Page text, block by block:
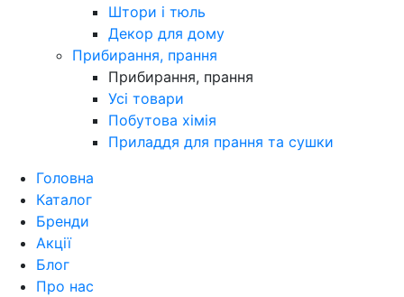
Штори і тюль
Декор для дому
Прибирання, прання
Прибирання, прання
Усі товари
Побутова хімія
Приладдя для прання та сушки
Головна
Каталог
Бренди
Акції
Блог
Про нас